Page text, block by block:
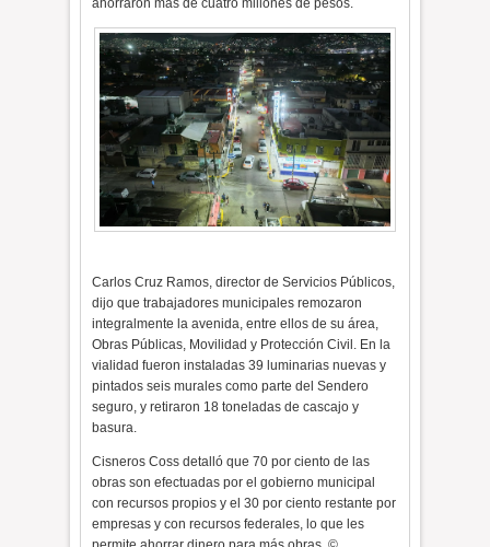
Carlos Cruz Ramos, director de Servicios Públicos,
dijo que trabajadores municipales remozaron
integralmente la avenida, entre ellos de su área,
Obras Públicas, Movilidad y Protección Civil. En la
vialidad fueron instaladas 39 luminarias nuevas y
pintados seis murales como parte del Sendero
seguro, y retiraron 18 toneladas de cascajo y
basura.
Cisneros Coss detalló que 70 por ciento de las
obras son efectuadas por el gobierno municipal
con recursos propios y el 30 por ciento restante por
empresas y con recursos federales, lo que les